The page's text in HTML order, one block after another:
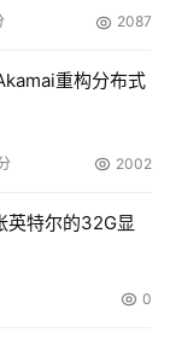
2087
重构分布式
2002
英特尔的32G显
0